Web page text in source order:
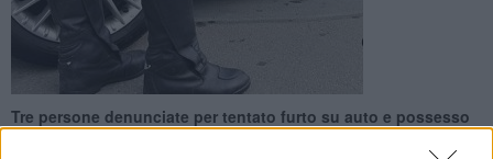
Tre persone denunciate per tentato furto su auto e possesso